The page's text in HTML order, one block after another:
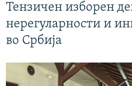
Тензичен изборен
нерегуларности и
во Србија